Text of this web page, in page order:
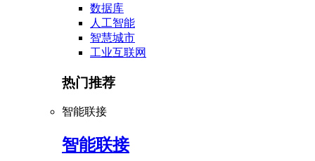
数据库
人工智能
智慧城市
工业互联网
热门推荐
智能联接
智能联接